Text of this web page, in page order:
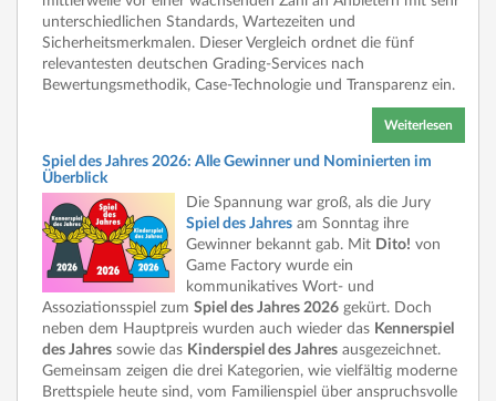
unterschiedlichen Standards, Wartezeiten und
Sicherheitsmerkmalen. Dieser Vergleich ordnet die fünf
relevantesten deutschen Grading-Services nach
Bewertungsmethodik, Case-Technologie und Transparenz ein.
Weiterlesen
Spiel des Jahres 2026: Alle Gewinner und Nominierten im
Überblick
Die Spannung war groß, als die Jury
Spiel des Jahres am Sonntag ihre
Gewinner bekannt gab. Mit Dito! von
Game Factory wurde ein
kommunikatives Wort- und
Assoziationsspiel zum Spiel des Jahres 2026 gekürt. Doch
neben dem Hauptpreis wurden auch wieder das Kennerspiel
des Jahres sowie das Kinderspiel des Jahres ausgezeichnet.
Gemeinsam zeigen die drei Kategorien, wie vielfältig moderne
Brettspiele heute sind, vom Familienspiel über anspruchsvolle